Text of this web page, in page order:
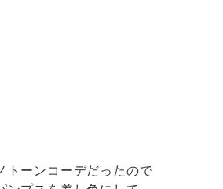
トーンコーデだったので